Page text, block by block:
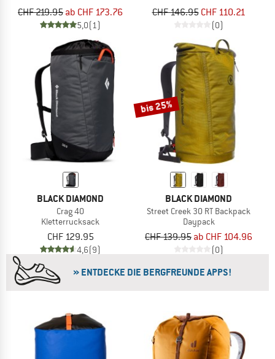
CHF 219.95 ab CHF 173.76
5,0(1)
CHF 146.95 CHF 110.21
(0)
BLACK DIAMOND
Crag 40
Kletterrucksack
CHF 129.95
4,6(9)
bis 25%
BLACK DIAMOND
Street Creek 30 RT Backpack
Daypack
CHF 139.95 ab CHF 104.96
(0)
» ENTDECKE DIE BERGFREUNDE APPS!